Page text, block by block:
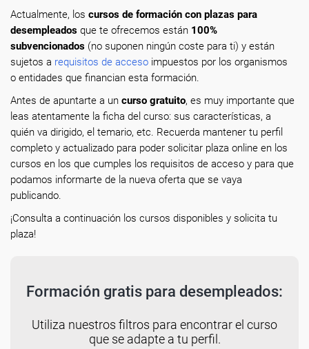
Actualmente, los cursos de formación con plazas para
desempleados que te ofrecemos están 100%
subvencionados (no suponen ningún coste para ti) y están
sujetos a requisitos de acceso impuestos por los organismos
o entidades que financian esta formación.
Antes de apuntarte a un curso gratuito, es muy importante que
leas atentamente la ficha del curso: sus características, a
quién va dirigido, el temario, etc. Recuerda mantener tu perfil
completo y actualizado para poder solicitar plaza online en los
cursos en los que cumples los requisitos de acceso y para que
podamos informarte de la nueva oferta que se vaya
publicando.
¡Consulta a continuación los cursos disponibles y solicita tu
plaza!
Formación gratis para desempleados:
Utiliza nuestros filtros para encontrar el curso
que se adapte a tu perfil.